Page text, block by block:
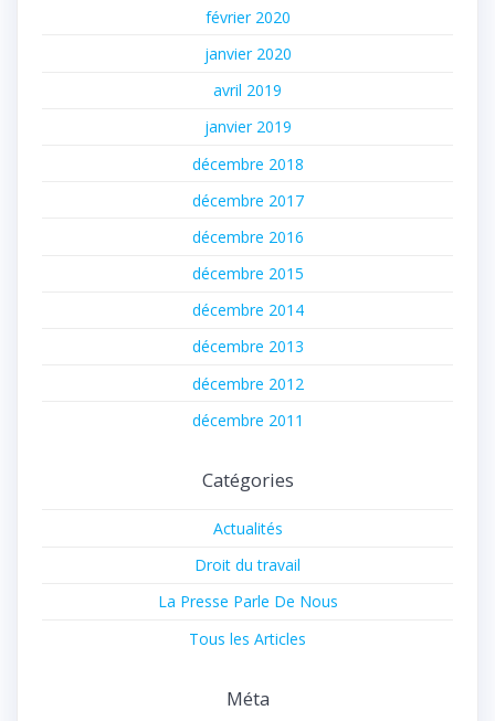
février 2020
janvier 2020
avril 2019
janvier 2019
décembre 2018
décembre 2017
décembre 2016
décembre 2015
décembre 2014
décembre 2013
décembre 2012
décembre 2011
Catégories
Actualités
Droit du travail
La Presse Parle De Nous
Tous les Articles
Méta